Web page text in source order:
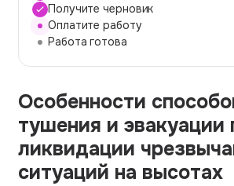
Темы работ
О сервисе
О компании
Наши гарантии
Порядок оплаты
Контакты
Получите черновик
Оплатите работу
Работа готова
Особенности
тушения и эвакуации
ликвидации
ситуаций на высотах